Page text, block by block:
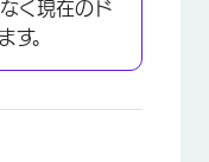
く現在のド
す。